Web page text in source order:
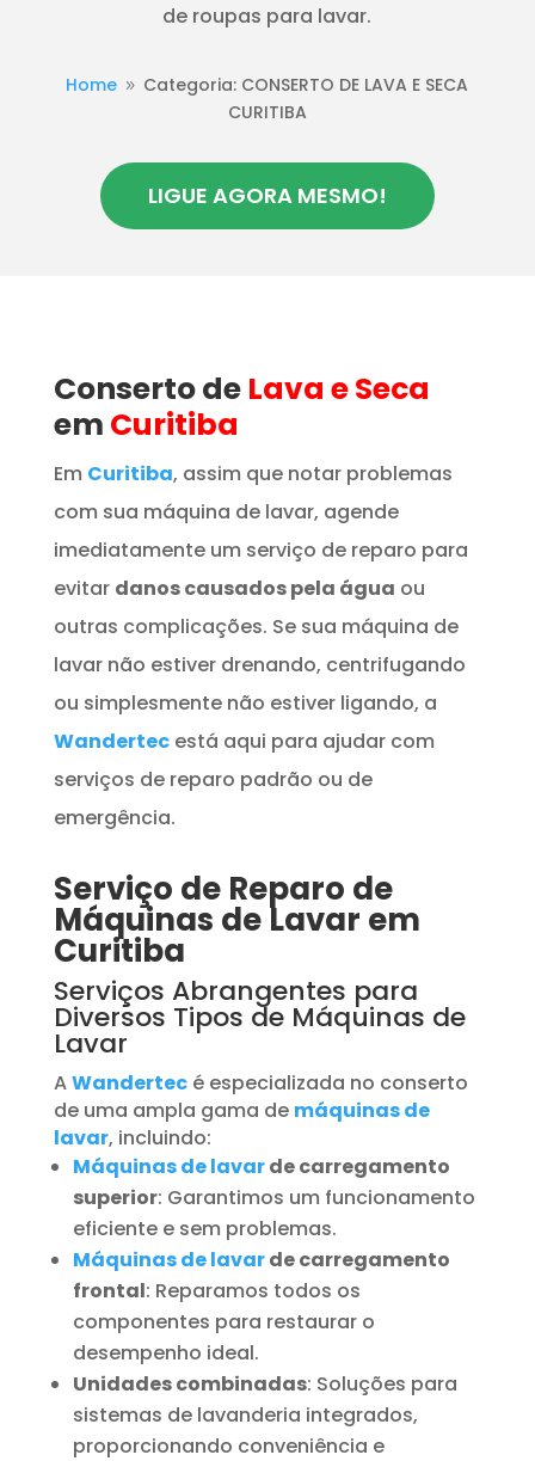
de roupas para lavar.
Home 9 Categoria: CONSERTO DE LAVA E SECA
CURITIBA
LIGUE AGORA MESMO!
Conserto de Lava e Seca
em Curitiba
Em Curitiba, assim que notar problemas
com sua máquina de lavar, agende
imediatamente um serviço de reparo para
evitar danos causados pela água ou
outras complicações. Se sua máquina de
lavar não estiver drenando, centrifugando
ou simplesmente não estiver ligando, a
Wandertecestá aqui para ajudar com
serviços de reparo padrão ou de
emergência.
Serviço de Reparo de
Máquinas de Lavar em
Curitiba
Serviços Abrangentes para
Diversos Tipos de Máquinas de
Lavar
AWandertecé especializada no conserto
de uma ampla gama de máquinas de
lavar, incluindo:
Máquinas de lavarde carregamento
superior: Garantimos um funcionamento
eficiente e sem problemas.
Máquinas de lavarde carregamento
frontal: Reparamos todos os
componentes para restaurar o
desempenho ideal.
Unidades combinadas: Soluções para
sistemas de lavanderia integrados,
proporcionando conveniência e